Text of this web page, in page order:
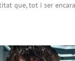
que, tot i ser